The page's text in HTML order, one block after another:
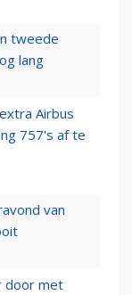
tweede
lang
Airbus
757's af te
van
door met